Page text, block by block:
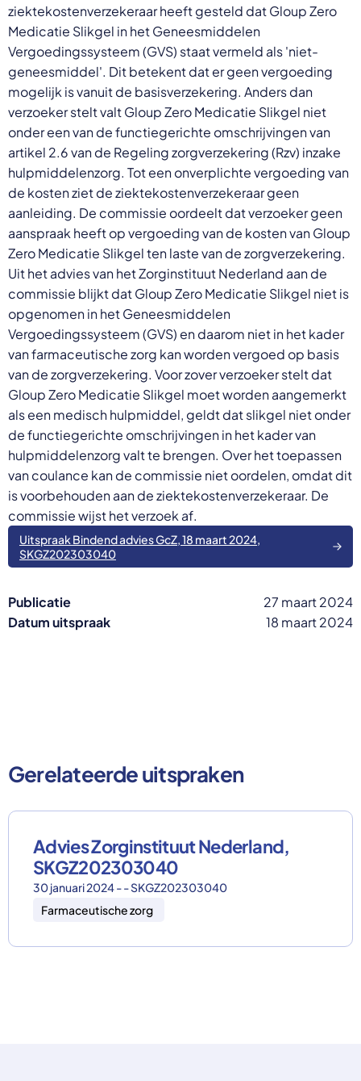
ziektekostenverzekeraar heeft gesteld dat Gloup Zero
Medicatie Slikgel in het Geneesmiddelen
Vergoedingssysteem (GVS) staat vermeld als 'niet-
geneesmiddel'. Dit betekent dat er geen vergoeding
mogelijk is vanuit de basisverzekering. Anders dan
verzoeker stelt valt Gloup Zero Medicatie Slikgel niet
onder een van de functiegerichte omschrijvingen van
artikel 2.6 van de Regeling zorgverzekering (Rzv) inzake
hulpmiddelenzorg. Tot een onverplichte vergoeding van
de kosten ziet de ziektekostenverzekeraar geen
aanleiding. De commissie oordeelt dat verzoeker geen
aanspraak heeft op vergoeding van de kosten van Gloup
Zero Medicatie Slikgel ten laste van de zorgverzekering.
Uit het advies van het Zorginstituut Nederland aan de
commissie blijkt dat Gloup Zero Medicatie Slikgel niet is
opgenomen in het Geneesmiddelen
Vergoedingssysteem (GVS) en daarom niet in het kader
van farmaceutische zorg kan worden vergoed op basis
van de zorgverzekering. Voor zover verzoeker stelt dat
Gloup Zero Medicatie Slikgel moet worden aangemerkt
als een medisch hulpmiddel, geldt dat slikgel niet onder
de functiegerichte omschrijvingen in het kader van
hulpmiddelenzorg valt te brengen. Over het toepassen
van coulance kan de commissie niet oordelen, omdat dit
is voorbehouden aan de ziektekostenverzekeraar. De
commissie wijst het verzoek af.
Uitspraak Bindend advies GcZ, 18 maart 2024,
SKGZ202303040
Publicatie
27 maart 2024
Datum uitspraak
18 maart 2024
Gerelateerde uitspraken
Advies Zorginstituut Nederland,
SKGZ202303040
30 januari 2024 - - SKGZ202303040
Farmaceutische zorg